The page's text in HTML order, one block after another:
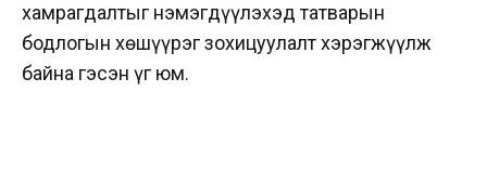
хамрагдалтыг нэмэгдүүлэхэд татварын
бодлогын хөшүүрэг зохицуулалт хэрэгжүүлж
байна гэсэн үг юм.